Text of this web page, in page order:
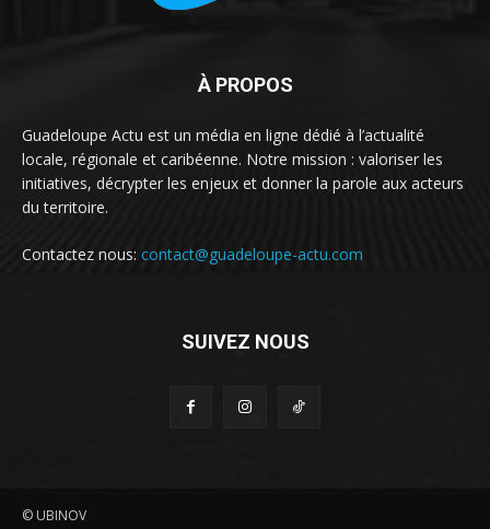
À PROPOS
Guadeloupe Actu est un média en ligne dédié à l’actualité
locale, régionale et caribéenne. Notre mission : valoriser les
initiatives, décrypter les enjeux et donner la parole aux acteurs
du territoire.
Contactez nous: contact@guadeloupe-actu.com
SUIVEZ NOUS
© UBINOV